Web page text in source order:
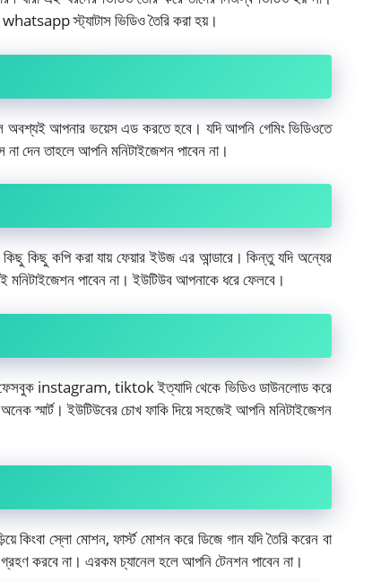
স্ট্যাটাস ভিডিও তৈরি করা হয়।
অবশ্যই আপনার ভয়েস এড করতে হবে। যদি আপনি গেমিং ভিডিওতে
দেন তাহলে আপনি মনিটাইজেশন পাবেন না।
কিছু কপি করা যায় ফেয়ার ইউজ এর আন্ডারে। কিন্তু যদি অন্যের
পাবেন না। ইউটিউব আপনাকে ধরে ফেলবে।
ফেসবুক instagram, tiktok ইত্যাদি থেকে ভিডিও ডাউনলোড করে
স্মার্ট। ইউটিউবের চোখ ফাকি দিয়ে সহজেই আপনি মনিটাইজেশন
স্লো মোশন, ফার্স্ট মোশন করে ডিজে গান যদি তৈরি করেন বা
করবে না। এরকম চ্যানেল হলে আপনি টেনশন পাবেন না।